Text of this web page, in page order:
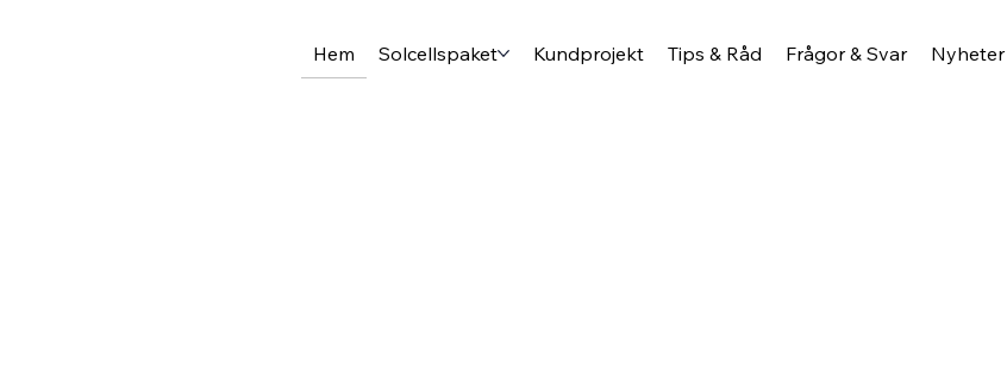
Hem Solcellspaket Kundprojekt Tips & Råd Frågor & Svar Nyheter